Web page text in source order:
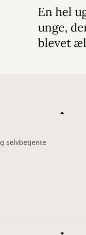
En hel
unge,
blevet
selvbetjente